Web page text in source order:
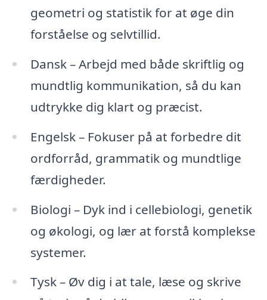
geometri og statistik for at øge din
forståelse og selvtillid.
Dansk – Arbejd med både skriftlig og
mundtlig kommunikation, så du kan
udtrykke dig klart og præcist.
Engelsk – Fokuser på at forbedre dit
ordforråd, grammatik og mundtlige
færdigheder.
Biologi – Dyk ind i cellebiologi, genetik
og økologi, og lær at forstå komplekse
systemer.
Tysk – Øv dig i at tale, læse og skrive